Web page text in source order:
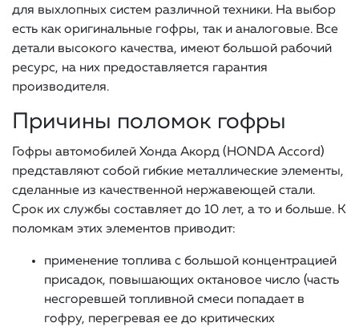
для выхлопных систем различной техники. На выбор
есть как оригинальные гофры, так и аналоговые. Все
детали высокого качества, имеют большой рабочий
ресурс, на них предоставляется гарантия
производителя.
Причины поломок гофры
Гофры автомобилей Хонда Акорд (HONDA Accord)
представляют собой гибкие металлические элементы,
сделанные из качественной нержавеющей стали.
Срок их службы составляет до 10 лет, а то и больше. К
поломкам этих элементов приводит:
применение топлива с большой концентрацией
присадок, повышающих октановое число (часть
несгоревшей топливной смеси попадает в
гофру, перегревая ее до критических